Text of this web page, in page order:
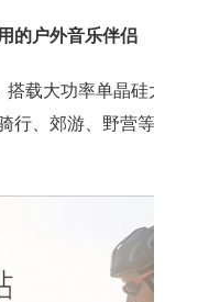
的户外音乐伴侣
搭载大功率单晶硅太阳
行、郊游、野营等一